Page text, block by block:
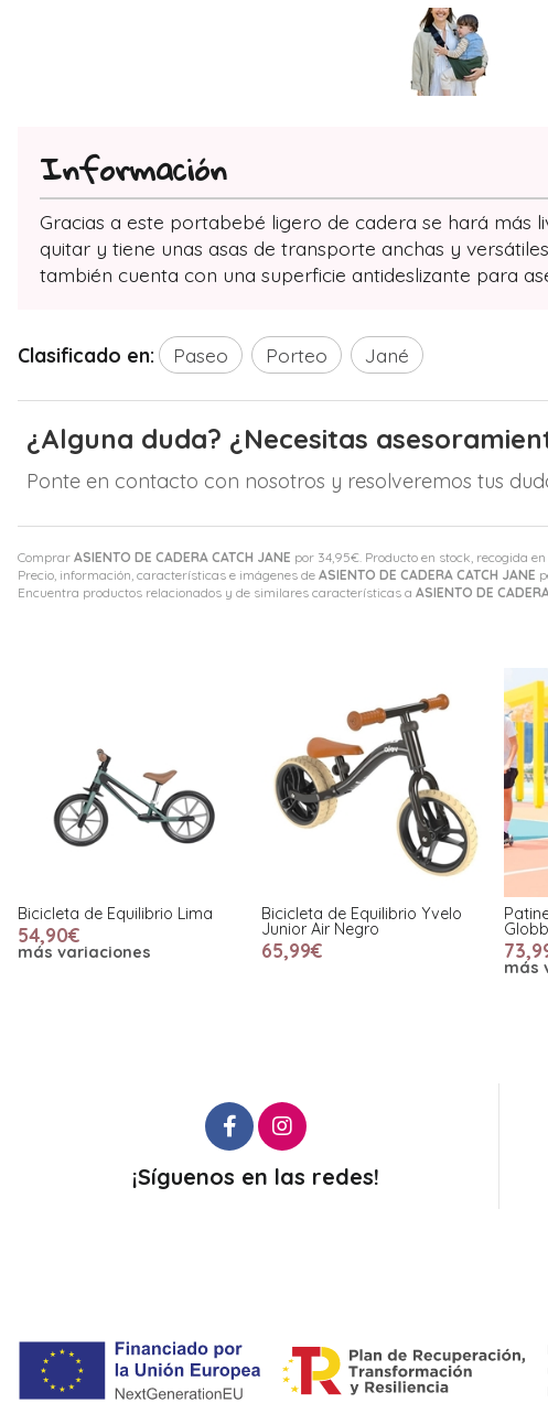
Comprar ASIENTO DE CADERA CATCH JANE por 34,95€ . Producto en stock, recogida en
Precio, información, características e imágenes de ASIENTO DE CADERA CATCH JANE
Encuentra productos relacionados y de similares características a ASIENTO DE
Información
Gracias a este portabebé ligero de cadera se hará más
quitar y tiene unas asas de transporte anchas y
también cuenta con una superficie antideslizante para
Clasificado en: Paseo Porteo Jané
¿Alguna duda? ¿Necesitas
Ponte en contacto con nosotros y resolveremos tus
Bicicleta de Equilibrio Lima
54,90€
más variaciones
Bicicleta de Equilibrio Yvelo
Junior Air Negro
65,99€
más
¡Síguenos en las redes!